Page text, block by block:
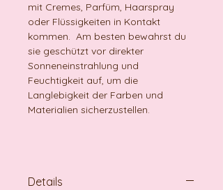
mit Cremes, Parfüm, Haarspray
oder Flüssigkeiten in Kontakt
kommen. Am besten bewahrst du
sie geschützt vor direkter
Sonneneinstrahlung und
Feuchtigkeit auf, um die
Langlebigkeit der Farben und
Materialien sicherzustellen.
Details